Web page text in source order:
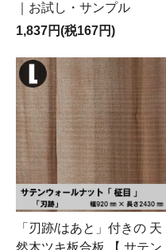
｜お試し・サンプル
1,837円(税167円)
「刃跡/はあと」付きの 天
然木ツキ板合板 【 サテン